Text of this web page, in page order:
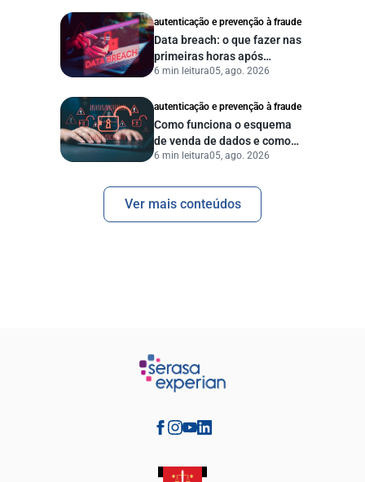
autenticação e prevenção à fraude
Data breach: o que fazer nas
primeiras horas após
vazamento de dados?
6 min leitura05, ago. 2026
autenticação e prevenção à fraude
Como funciona o esquema
de venda de dados e como
proteger sua empresa?
6 min leitura05, ago. 2026
Ver mais conteúdos